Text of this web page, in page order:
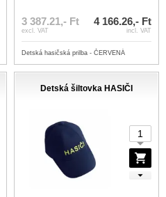
3 387.21,- Ft
excl. VAT
4 166.26,- Ft
incl. VAT
Detská hasičská prilba - ČERVENÁ
Detská šiltovka HASIČI